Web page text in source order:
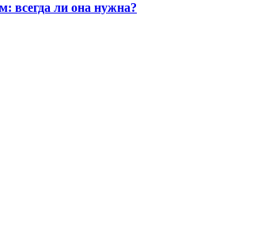
всегда ли она нужна?